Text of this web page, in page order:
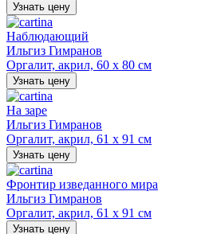
Узнать цену
Наблюдающий
Ильгиз Гимранов
Оргалит, акрил, 60 х 80 см
Узнать цену
На заре
Ильгиз Гимранов
Оргалит, акрил, 61 х 91 см
Узнать цену
Фронтир изведанного мира
Ильгиз Гимранов
Оргалит, акрил, 61 х 91 см
Узнать цену